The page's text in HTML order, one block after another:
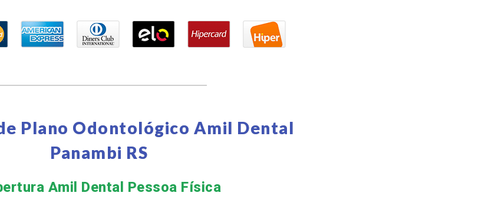
Plano Odontológico Amil Dental
Panambi RS
Amil Dental Pessoa Física​